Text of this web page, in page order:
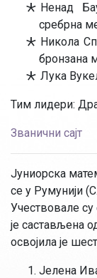
Ненад
сребрна
Никола
бронзана
Лука
Тим лидери:
Званични сајт
Јуниорска
се у Румунији
Учествовале су
је састављена
освојила је
Јелена